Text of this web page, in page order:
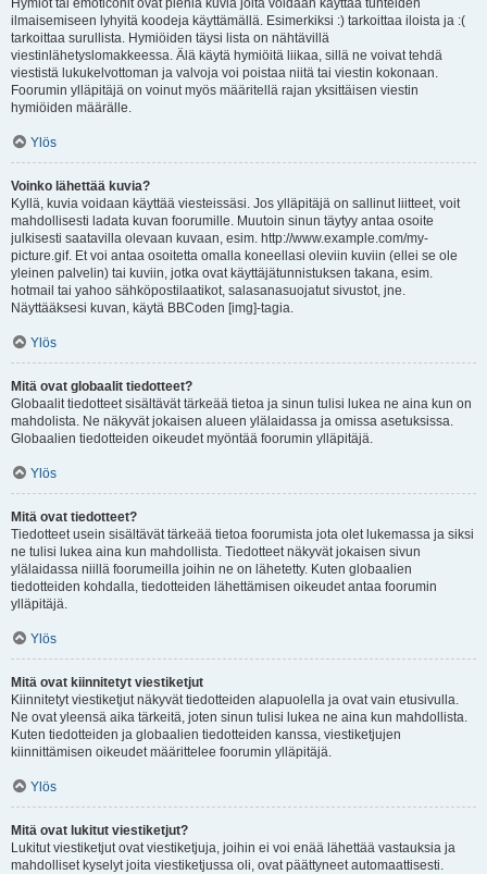
Hymiöt tai emoticonit ovat pieniä kuvia joita voidaan käyttää tunteiden
ilmaisemiseen lyhyitä koodeja käyttämällä. Esimerkiksi :) tarkoittaa iloista ja :(
tarkoittaa surullista. Hymiöiden täysi lista on nähtävillä
viestinlähetyslomakkeessa. Älä käytä hymiöitä liikaa, sillä ne voivat tehdä
viestistä lukukelvottoman ja valvoja voi poistaa niitä tai viestin kokonaan.
Foorumin ylläpitäjä on voinut myös määritellä rajan yksittäisen viestin
hymiöiden määrälle.
Ylös
Voinko lähettää kuvia?
Kyllä, kuvia voidaan käyttää viesteissäsi. Jos ylläpitäjä on sallinut liitteet, voit
mahdollisesti ladata kuvan foorumille. Muutoin sinun täytyy antaa osoite
julkisesti saatavilla olevaan kuvaan, esim. http://www.example.com/my-
picture.gif. Et voi antaa osoitetta omalla koneellasi oleviin kuviin (ellei se ole
yleinen palvelin) tai kuviin, jotka ovat käyttäjätunnistuksen takana, esim.
hotmail tai yahoo sähköpostilaatikot, salasanasuojatut sivustot, jne.
Näyttääksesi kuvan, käytä BBCoden [img]-tagia.
Ylös
Mitä ovat globaalit tiedotteet?
Globaalit tiedotteet sisältävät tärkeää tietoa ja sinun tulisi lukea ne aina kun on
mahdolista. Ne näkyvät jokaisen alueen ylälaidassa ja omissa asetuksissa.
Globaalien tiedotteiden oikeudet myöntää foorumin ylläpitäjä.
Ylös
Mitä ovat tiedotteet?
Tiedotteet usein sisältävät tärkeää tietoa foorumista jota olet lukemassa ja siksi
ne tulisi lukea aina kun mahdollista. Tiedotteet näkyvät jokaisen sivun
ylälaidassa niillä foorumeilla joihin ne on lähetetty. Kuten globaalien
tiedotteiden kohdalla, tiedotteiden lähettämisen oikeudet antaa foorumin
ylläpitäjä.
Ylös
Mitä ovat kiinnitetyt viestiketjut
Kiinnitetyt viestiketjut näkyvät tiedotteiden alapuolella ja ovat vain etusivulla.
Ne ovat yleensä aika tärkeitä, joten sinun tulisi lukea ne aina kun mahdollista.
Kuten tiedotteiden ja globaalien tiedotteiden kanssa, viestiketjujen
kiinnittämisen oikeudet määrittelee foorumin ylläpitäjä.
Ylös
Mitä ovat lukitut viestiketjut?
Lukitut viestiketjut ovat viestiketjuja, joihin ei voi enää lähettää vastauksia ja
mahdolliset kyselyt joita viestiketjussa oli, ovat päättyneet automaattisesti.